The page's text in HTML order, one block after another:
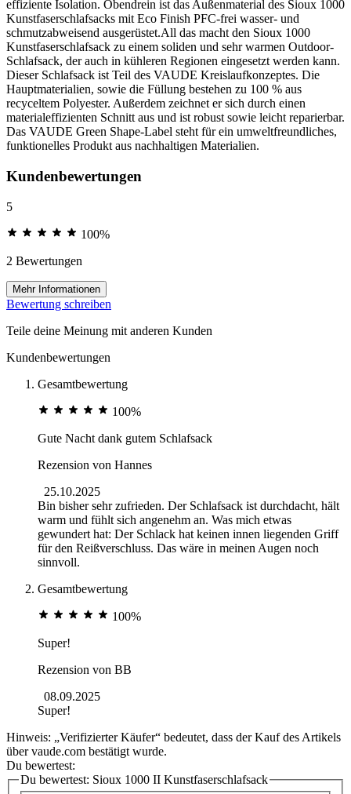
effiziente Isolation. Obendrein ist das Außenmaterial des Sioux 1000
Kunstfaserschlafsacks mit Eco Finish PFC-frei wasser- und
schmutzabweisend ausgerüstet.All das macht den Sioux 1000
Kunstfaserschlafsack zu einem soliden und sehr warmen Outdoor-
Schlafsack, der auch in kühleren Regionen eingesetzt werden kann.
Dieser Schlafsack ist Teil des VAUDE Kreislaufkonzeptes. Die
Hauptmaterialien, sowie die Füllung bestehen zu 100 % aus
recyceltem Polyester. Außerdem zeichnet er sich durch einen
materialeffizienten Schnitt aus und ist robust sowie leicht reparierbar.
Das VAUDE Green Shape-Label steht für ein umweltfreundliches,
funktionelles Produkt aus nachhaltigen Materialien.
Kundenbewertungen
5
100%
2 Bewertungen
Mehr Informationen
Bewertung schreiben
Teile deine Meinung mit anderen Kunden
Kundenbewertungen
Gesamtbewertung
100%
Gute Nacht dank gutem Schlafsack
Rezension von Hannes
25.10.2025
Bin bisher sehr zufrieden. Der Schlafsack ist durchdacht, hält
warm und fühlt sich angenehm an. Was mich etwas
gewundert hat: Der Schlack hat keinen innen liegenden Griff
für den Reißverschluss. Das wäre in meinen Augen noch
sinnvoll.
Gesamtbewertung
100%
Super!
Rezension von BB
08.09.2025
Super!
Hinweis: „Verifizierter Käufer“ bedeutet, dass der Kauf des Artikels
über vaude.com bestätigt wurde.
Du bewertest:
Du bewertest: Sioux 1000 II Kunstfaserschlafsack